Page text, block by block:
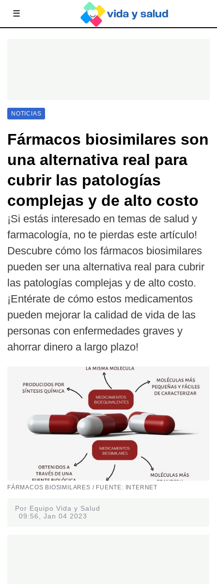
☰
NOTICIAS
Fármacos biosimilares son
una alternativa real para
cubrir las patologías
complejas y de alto costo
¡Si estás interesado en temas de salud y
farmacología, no te pierdas este artículo!
Descubre cómo los fármacos biosimilares
pueden ser una alternativa real para cubrir
las patologías complejas y de alto costo.
¡Entérate de cómo estos medicamentos
pueden mejorar la calidad de vida de las
personas con enfermedades graves y
ahorrar dinero a largo plazo!
FÁRMACOS BIOSIMILARES / FUENTE: INTERNET
Por Equipo Vida y Salud
09:56, Jan 04 2023